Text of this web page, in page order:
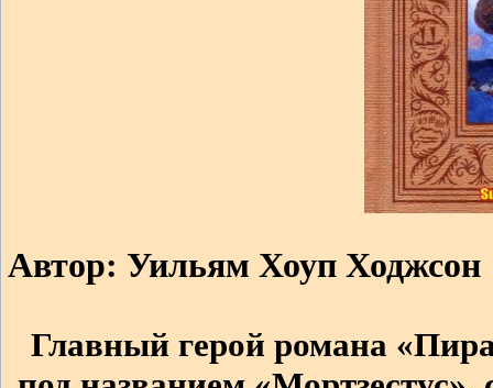
Автор: Уильям Хоуп Ходжсон
Главный герой романа